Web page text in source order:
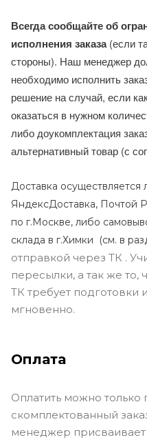
Всегда сообщайте об
исполнения заказа(если
стороны). Наш менеджер
необходимо исполнить
решение на случай, если
оказаться в нужном
либо доукомплектация
альтернативный товар (с
Доставка
ЯндексДоставка, Почтой
по г.Москве, либо
склада в г.Химки (см. в
отправкой через ТК .
пересылки, а так же то,
ТК требует подготовки
мгновенно.
Оплата
Оплатить можно
скомплектованный
менеджер присваивает